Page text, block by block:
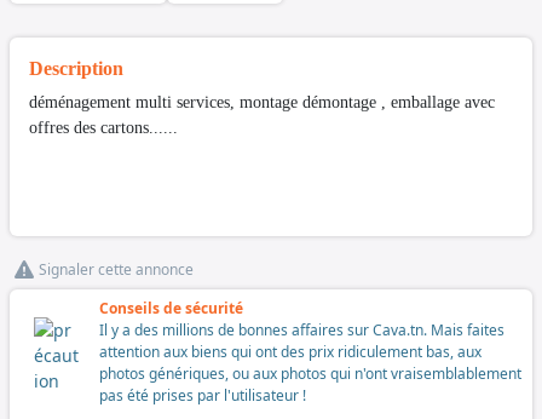
Description
déménagement multi services, montage démontage , emballage avec
offres des cartons......
Signaler cette annonce
Conseils de sécurité
Il y a des millions de bonnes affaires sur Cava.tn. Mais faites
attention aux biens qui ont des prix ridiculement bas, aux
photos génériques, ou aux photos qui n'ont vraisemblablement
pas été prises par l'utilisateur !